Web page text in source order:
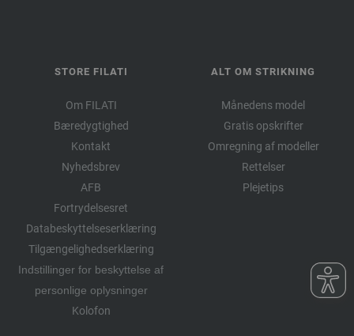
STORE FILATI
Om FILATI
Bæredygtighed
Kontakt
Nyhedsbrev
AFB
Fortrydelsesret
Databeskyttelseserklæring
Tilgængelighedserklæring
Indstillinger for beskyttelse af
personlige oplysninger
Kolofon
ALT OM STRIKNING
Månedens model
Gratis opskrifter
Omregning af modeller
Rettelser
Plejetips